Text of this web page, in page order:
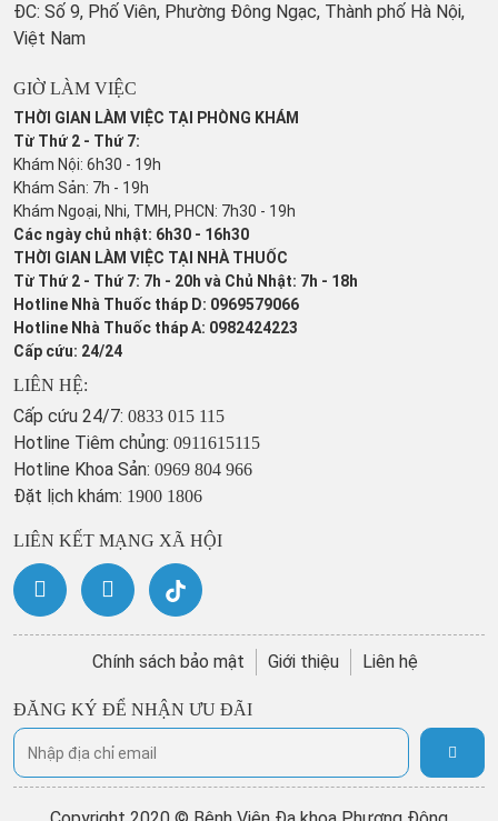
ĐC: Số 9, Phố Viên, Phường Đông Ngạc, Thành phố Hà Nội,
Việt Nam
GIỜ LÀM VIỆC
THỜI GIAN LÀM VIỆC TẠI PHÒNG KHÁM
Từ Thứ 2 - Thứ 7:
Khám Nội: 6h30 - 19h
Khám Sản: 7h - 19h
Khám Ngoại, Nhi, TMH, PHCN: 7h30 - 19h
Các ngày chủ nhật: 6h30 - 16h30
THỜI GIAN LÀM VIỆC TẠI NHÀ THUỐC
Từ Thứ 2 - Thứ 7: 7h - 20h và Chủ Nhật: 7h - 18h
Hotline Nhà Thuốc tháp D: 0969579066
Hotline Nhà Thuốc tháp A: 0982424223
Cấp cứu: 24/24
LIÊN HỆ:
Cấp cứu 24/7: 0833 015 115
Hotline Tiêm chủng: 0911615115
Hotline Khoa Sản: 0969 804 966
Đặt lịch khám: 1900 1806
LIÊN KẾT MẠNG XÃ HỘI
Chính sách bảo mật Giới thiệu Liên hệ
ĐĂNG KÝ ĐỂ NHẬN ƯU ĐÃI